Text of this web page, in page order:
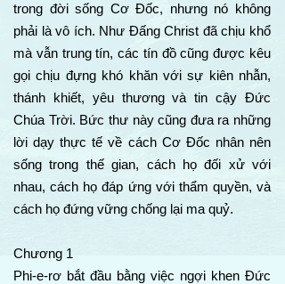
trong đời sống Cơ Đốc, nhưng nó không
phải là vô ích. Như Đấng Christ đã chịu khổ
mà vẫn trung tín, các tín đồ cũng được kêu
gọi chịu đựng khó khăn với sự kiên nhẫn,
thánh khiết, yêu thương và tin cậy Đức
Chúa Trời. Bức thư này cũng đưa ra những
lời dạy thực tế về cách Cơ Đốc nhân nên
sống trong thế gian, cách họ đối xử với
nhau, cách họ đáp ứng với thẩm quyền, và
cách họ đứng vững chống lại ma quỷ.
Chương 1
Phi-e-rơ bắt đầu bằng việc ngợi khen Đức